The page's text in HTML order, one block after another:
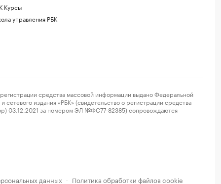
Курсы
управления РБК
средства массовой информации выдано Федеральной
издания «РБК» (свидетельство о регистрации средства
03.12.2021 за номером ЭЛ №ФС77-82385) сопровождаются
данных · Политика обработки файлов cookie